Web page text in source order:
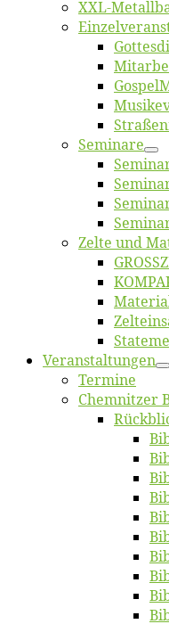
XXL-
Se­mi­na­re
Zel­te und
Ver­an­stal­tun­gen
Ter­mi­ne
Chemnit­zer